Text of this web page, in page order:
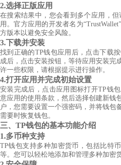
2.选择正版应用
在搜索结果中，您会看到多个应用，
用。官方应用的开发者名为
方版本以避免安全风险。
3.下载并安装
找到正确的TP钱包应用后，点击下载
成后，点击安装按钮，等待应用安装完
许一些权限，请根据提示进行操作。
4.打开应用并完成初始设置
安装完成后，点击应用图标打开TP钱
意应用的使用条款，然后选择创建新钱
户，您需要设置一个强密码，并将钱包
需要时恢复钱包。
三、TP钱包的基本功能介绍
1.多币种支持
TP钱包支持多种加密货币，包括比特
等。您可以轻松地添加和管理多种加密